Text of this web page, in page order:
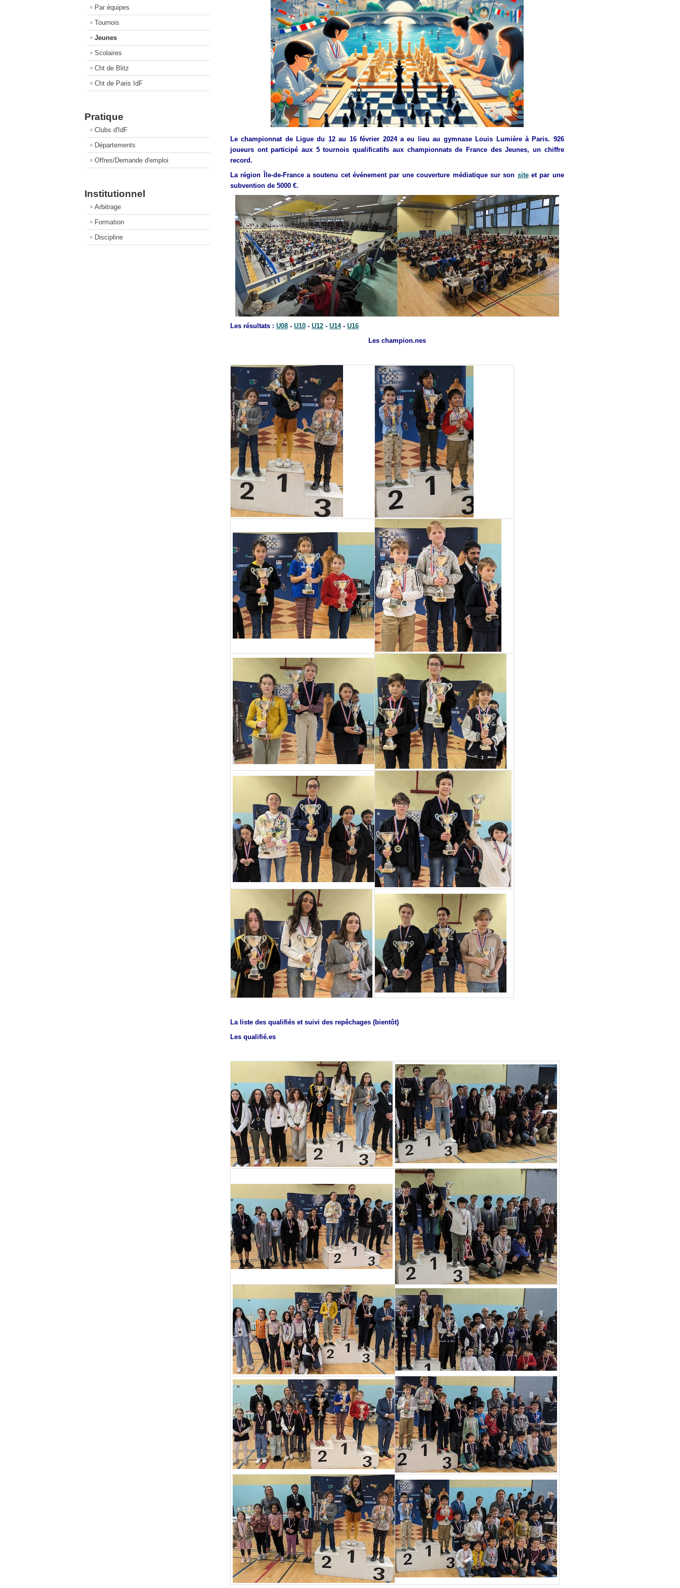
Par équipes
Tournois
Jeunes
Scolaires
Cht de Blitz
Cht de Paris IdF
Pratique
Clubs d'IdF
Départements
Offres/Demande d'emploi
Institutionnel
Arbitrage
Formation
Discipline
Le championnat de Ligue du 12 au 16 février 2024 a eu lieu au gymnase Louis Lumière à Paris. 926
joueurs ont participé aux 5 tournois qualificatifs aux championnats de France des Jeunes, un chiffre
record.
La région Île-de-France a soutenu cet événement par une couverture médiatique sur son siteet par une
subvention de 5000 €.
Les résultats : U08- U10- U12- U14- U16
Les champion.nes
La liste des qualifiés et suivi des repêchages (bientôt)
Les qualifié.es